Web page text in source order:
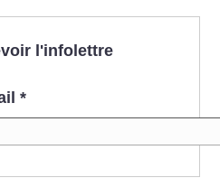
l'infolettre
*